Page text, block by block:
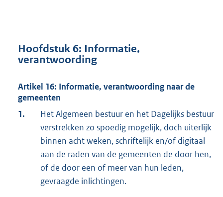
Hoofdstuk 6: Informatie,
verantwoording
Artikel 16: Informatie, verantwoording naar de
gemeenten
1.
Het Algemeen bestuur en het Dagelijks bestuur
verstrekken zo spoedig mogelijk, doch uiterlijk
binnen acht weken, schriftelijk en/of digitaal
aan de raden van de gemeenten de door hen,
of de door een of meer van hun leden,
gevraagde inlichtingen.